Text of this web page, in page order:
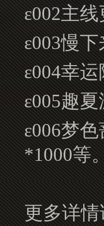
ε002主
ε003慢
ε004幸
ε005趣
ε006梦
*1000等
更多详